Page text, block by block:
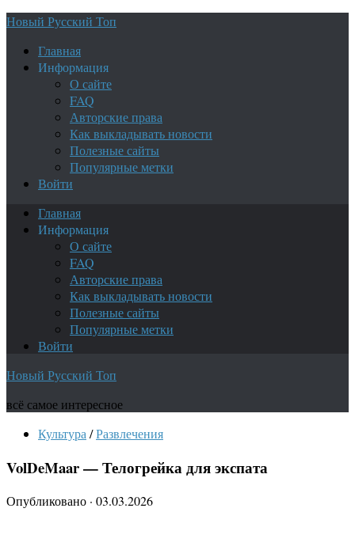
Новый Русский Топ
Главная
Информация
О сайте
FAQ
Авторские права
Как выкладывать новости
Полезные сайты
Популярные метки
Войти
Главная
Информация
О сайте
FAQ
Авторские права
Как выкладывать новости
Полезные сайты
Популярные метки
Войти
Новый Русский Топ
всё самое интересное
Культура /Развлечения
VolDeMaar — Телогрейка для экспата
Опубликовано · 03.03.2026